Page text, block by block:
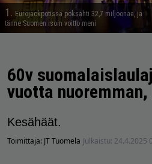
1. Eurojackpotissa poksahti 32,7 miljoonaa, ja
tänne Suomen isoin voitto meni
60v
vuotta
Kesähäät.
Toimittaja: JT Tuomela Julkaistu: 24.4.2025